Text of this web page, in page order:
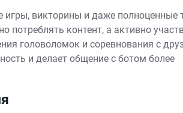
викторины и даже полноценные
потреблять контент, а активно
головоломок и соревнования с
и делает общение с ботом более